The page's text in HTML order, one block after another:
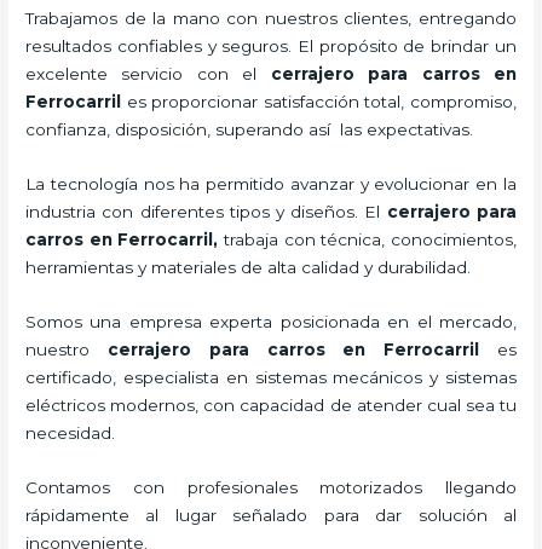
Trabajamos de la mano con nuestros clientes, entregando
resultados confiables y seguros. El propósito de brindar un
excelente servicio con el cerrajero para carros en
Ferrocarril
es proporcionar satisfacción total, compromiso,
confianza, disposición, superando así las expectativas.
La tecnología nos ha permitido avanzar y evolucionar en la
industria con diferentes tipos y diseños. El cerrajero para
carros en Ferrocarril ,trabaja con técnica, conocimientos,
herramientas y materiales de alta calidad y durabilidad.
Somos una empresa experta posicionada en el mercado,
nuestro cerrajero para carros en Ferrocarril
es
certificado, especialista en sistemas mecánicos y sistemas
eléctricos modernos, con capacidad de atender cual sea tu
necesidad.
Contamos con profesionales motorizados llegando
rápidamente al lugar señalado para dar solución al
inconveniente.